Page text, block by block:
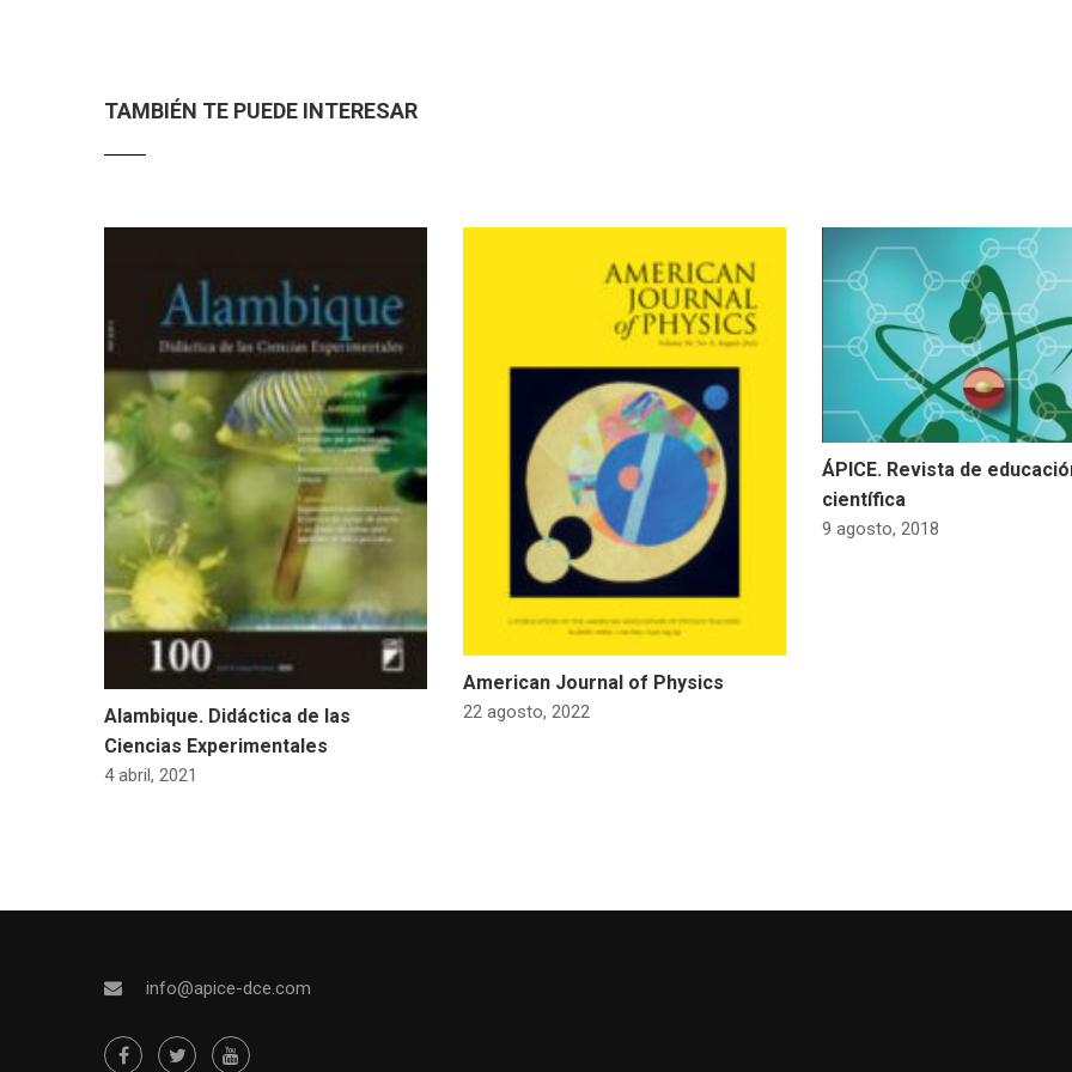
TAMBIÉN TE PUEDE INTERESAR
Alambique. Didáctica de las
Ciencias Experimentales
4 abril, 2021
American Journal of Physics
22 agosto, 2022
ÁPICE. Revista de
científica
9 agosto, 2018
info@apice-dce.com